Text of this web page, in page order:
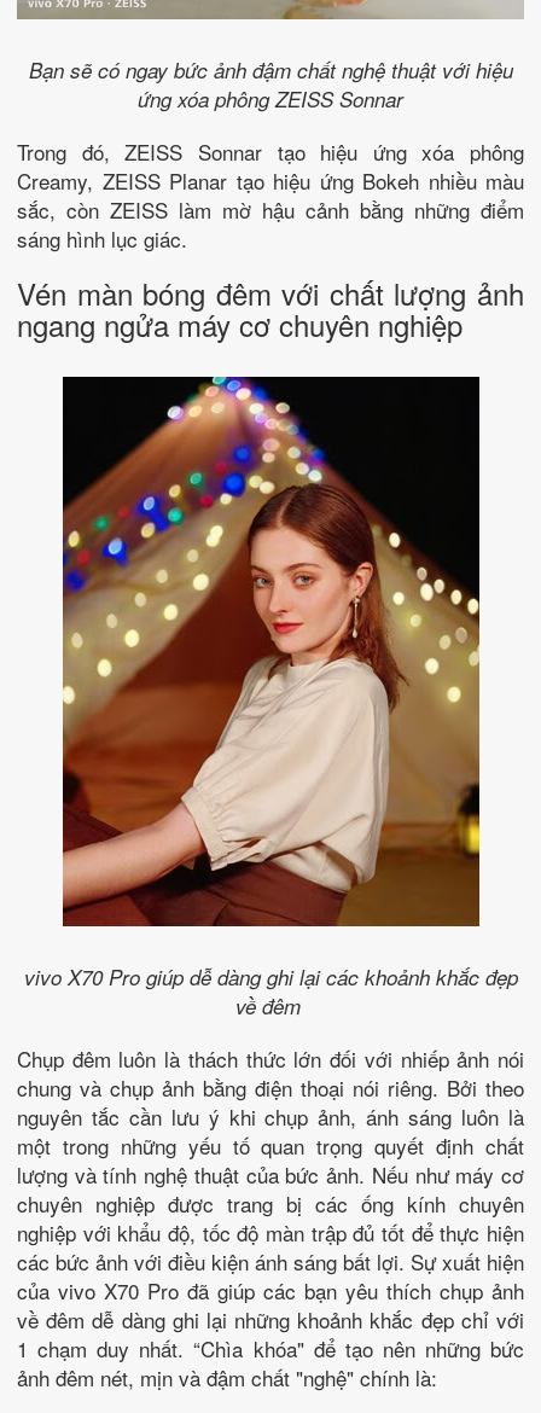
Bạn sẽ có ngay bức ảnh đậm chất nghệ thuật với hiệu
ứng xóa phông ZEISS Sonnar
Trong đó, ZEISS Sonnar tạo hiệu ứng xóa phông
Creamy, ZEISS Planar tạo hiệu ứng Bokeh nhiều màu
sắc, còn ZEISS làm mờ hậu cảnh bằng những điểm
sáng hình lục giác.
Vén màn bóng đêm với chất lượng ảnh
ngang ngửa máy cơ chuyên nghiệp
vivo X70 Pro giúp dễ dàng ghi lại các khoảnh khắc đẹp
về đêm
Chụp đêm luôn là thách thức lớn đối với nhiếp ảnh nói
chung và chụp ảnh bằng điện thoại nói riêng. Bởi theo
nguyên tắc cần lưu ý khi chụp ảnh, ánh sáng luôn là
một trong những yếu tố quan trọng quyết định chất
lượng và tính nghệ thuật của bức ảnh. Nếu như máy cơ
chuyên nghiệp được trang bị các ống kính chuyên
nghiệp với khẩu độ, tốc độ màn trập đủ tốt để thực hiện
các bức ảnh với điều kiện ánh sáng bất lợi. Sự xuất hiện
của vivo X70 Pro đã giúp các bạn yêu thích chụp ảnh
về đêm dễ dàng ghi lại những khoảnh khắc đẹp chỉ với
1 chạm duy nhất. “Chìa khóa" để tạo nên những bức
ảnh đêm nét, mịn và đậm chất "nghệ" chính là: